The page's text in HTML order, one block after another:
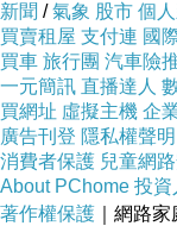
新聞 /氣象 股市 個
買賣租屋 支付連 國
買車 旅行團 汽車險
一元簡訊 直播達人
買網址 虛擬主機 企
廣告刊登 隱私權聲明
消費者保護 兒童網
About PChome 投資
著作權保護 ｜網路